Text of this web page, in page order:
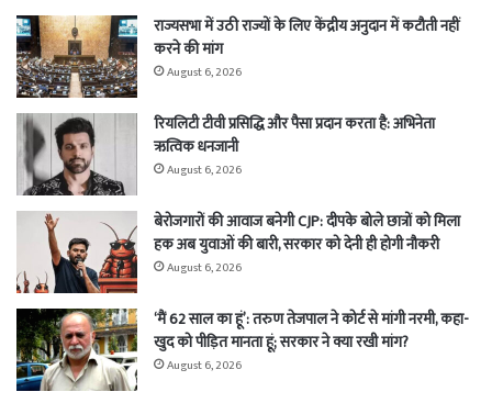
राज्यसभा में उठी राज्यों के लिए केंद्रीय अनुदान में कटौती नहीं
करने की मांग
August 6, 2026
रियलिटी टीवी प्रसिद्धि और पैसा प्रदान करता है: अभिनेता
ऋत्विक धनजानी
August 6, 2026
बेरोजगारों की आवाज बनेगी CJP: दीपके बोले छात्रों को मिला
हक अब युवाओं की बारी, सरकार को देनी ही होगी नौकरी
August 6, 2026
‘मैं 62 साल का हूं’: तरुण तेजपाल ने कोर्ट से मांगी नरमी, कहा-
खुद को पीड़ित मानता हूं; सरकार ने क्या रखी मांग?
August 6, 2026